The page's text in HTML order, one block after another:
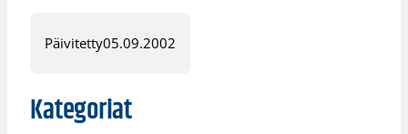
Päivitetty05.09.2002
Kategoriat